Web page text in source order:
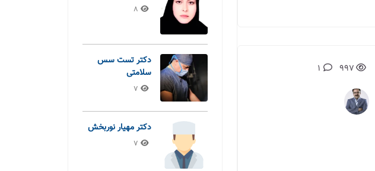
997
1
8
دکتر تست سس
سلامتی
7
دکتر مهیار نوربخش
7